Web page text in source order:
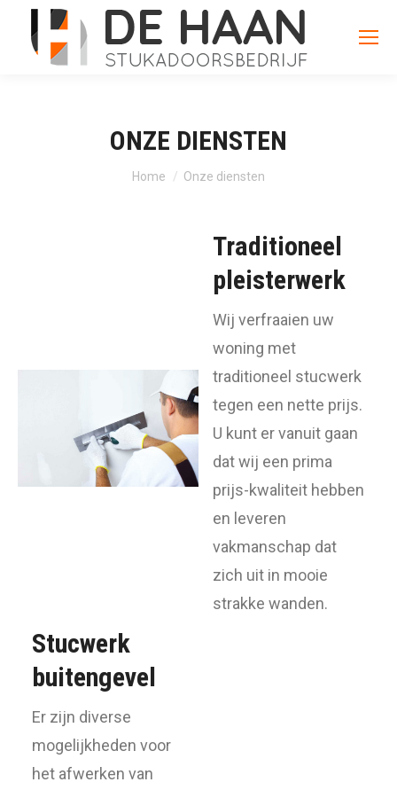
ONZE DIENSTEN
Je bent hier:
Home Onze diensten
Traditioneel
pleisterwerk
Wij verfraaien uw
woning met
traditioneel stucwerk
tegen een nette prijs.
U kunt er vanuit gaan
dat wij een prima
prijs-kwaliteit hebben
en leveren
vakmanschap dat
zich uit in mooie
strakke wanden.
Stucwerk
buitengevel
Er zijn diverse
mogelijkheden voor
het afwerken van